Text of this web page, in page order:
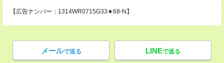
【広告ナンバー：1314WR0715G33★68-N】
メールで送る LINEで送る